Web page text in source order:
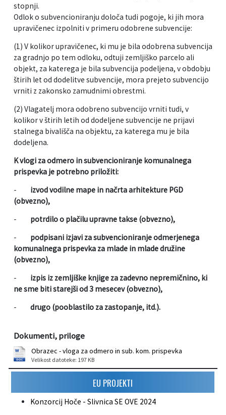
stopnji.
Odlok o subvencioniranju določa tudi pogoje, ki jih mora
upravičenec izpolniti v primeru odobrene subvencije:
(1) V kolikor upravičenec, ki mu je bila odobrena subvencija
za gradnjo po tem odloku, odtuji zemljiško parcelo ali
objekt, za katerega je bila subvencija podeljena, v obdobju
štirih let od dodelitve subvencije, mora prejeto subvencijo
vrniti z zakonsko zamudnimi obrestmi.
(2) Vlagatelj mora odobreno subvencijo vrniti tudi, v
kolikor v štirih letih od dodeljene subvencije ne prijavi
stalnega bivališča na objektu, za katerega mu je bila
dodeljena.
K vlogi za odmero in subvencioniranje komunalnega
prispevka je potrebno priložiti:
- izvod vodilne mape in načrta arhitekture PGD
(obvezno),
- potrdilo o plačilu upravne takse (obvezno),
- podpisani izjavi za subvencioniranje odmerjenega
komunalnega prispevka za mlade in mlade družine
(obvezno),
- izpis iz zemljiške knjige za zadevno nepremičnino, ki
ne sme biti starejši od 3 mesecev (obvezno),
- drugo (pooblastilo za zastopanje, itd.).
Dokumenti, priloge
Obrazec - vloga za odmero in sub. kom. prispevka
Velikost datoteke: 197 KB
EU PROJEKTI
Konzorcij Hoče - Slivnica SE OVE 2024